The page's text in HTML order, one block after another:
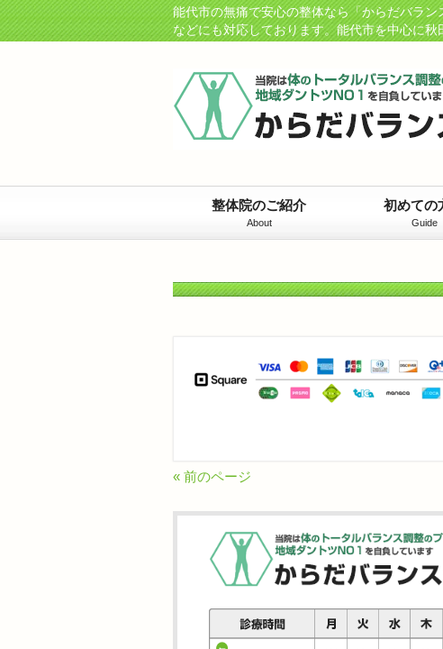
能代市の無痛で安心の整体なら「からだバラ
などにも対応しております。能代市を中心に
整体院のご紹介
About
初めての
Guide
« 前のページ